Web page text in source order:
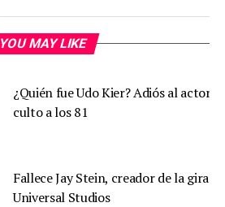
YOU MAY LIKE
¿Quién fue Udo Kier? Adiós al actor
culto a los 81
Fallece Jay Stein, creador de la gira de
Universal Studios